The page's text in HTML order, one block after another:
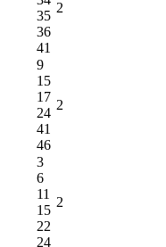
35
36
41
2
9
15
17
24
41
46
2
3
6
11
15
22
24
2